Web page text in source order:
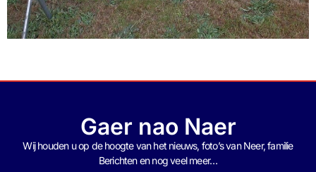
Gaer nao Naer
Wij houden u op de hoogte van het nieuws, foto’s van Neer, familie
Berichten en nog veel meer…